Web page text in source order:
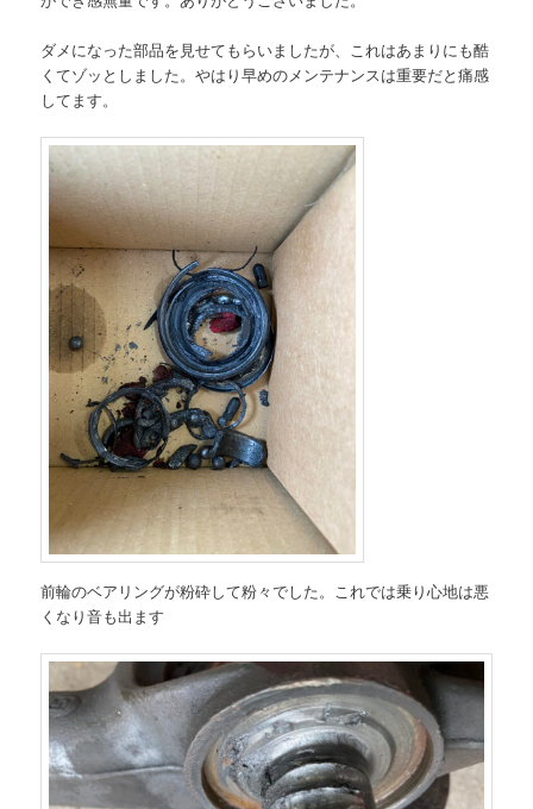
ダメになった部品を見せてもらいましたが、これはあまりにも酷
くてゾッとしました。やはり早めのメンテナンスは重要だと痛感
してます。
前輪のベアリングが粉砕して粉々でした。これでは乗り心地は悪
くなり音も出ます